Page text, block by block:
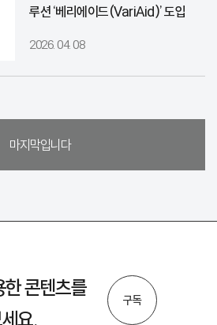
루션 ‘베리에이드(VariAid)’ 도입
2026. 04. 08
마지막입니다
콘텐츠를
요.
구독